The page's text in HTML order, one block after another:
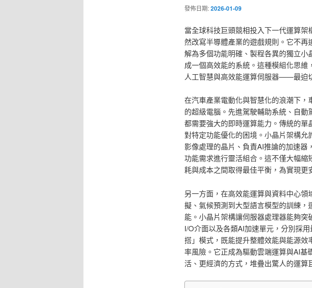
發佈日期:2026-01-09
當全球科技巨頭競相投入下一代運算
然改寫半導體產業的遊戲規則。它不
解為多個功能明確、製程各異的獨立
成一個高效能的系統。這種模組化思
人工智慧與高效能運算伺服器——最迫
在汽車產業電動化與智慧化的浪潮下
的超級電腦。先進駕駛輔助系統、自
都需要強大的即時運算能力。傳統的
對特定功能優化的困境。小晶片架構
影像處理的晶片、負責AI推論的加速
功能需求進行靈活組合。這不僅大幅
耗與成本之間取得最佳平衡，為實現更
另一方面，在高效能運算與資料中心
擬、氣候預測到大型語言模型的訓練
能。小晶片架構讓伺服器處理器能夠
I/O介面以及各類AI加速單元，分別採
搭」模式，既能提升整體效能與能源
率風險。它正成為驅動雲端運算與AI
活、更經濟的方式，堆疊出驚人的運算